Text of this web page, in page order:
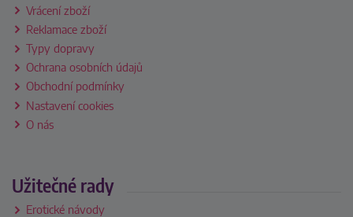
Vrácení zboží
Reklamace zboží
Typy dopravy
Ochrana osobních údajů
Obchodní podmínky
Nastavení cookies
O nás
Užitečné rady
Erotické návody